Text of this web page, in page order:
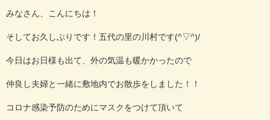
みなさん、こんにちは！
そしてお久しぶりです！五代の里の川村です(^▽^)/
今日はお日様も出て、外の気温も暖かかったので
仲良し夫婦と一緒に敷地内でお散歩をしました！！
コロナ感染予防のためにマスクをつけて頂いて